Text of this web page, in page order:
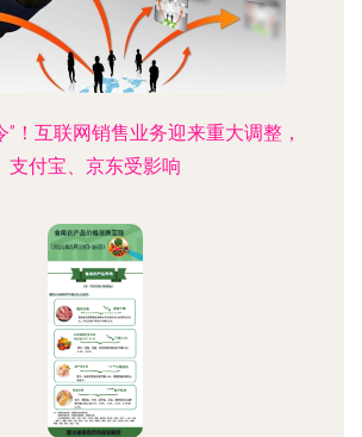
”！互联网销售业务迎来重大调整，
支付宝、京东受影响